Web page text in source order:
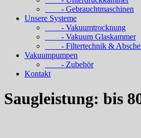
- Gebrauchtmaschinen
Unsere Systeme
- Vakuumtrocknung
- Vakuum Glaskammer
- Filtertechnik &
Vakuumpumpen
- Zubehör
Kontakt
Saugleistung: bis